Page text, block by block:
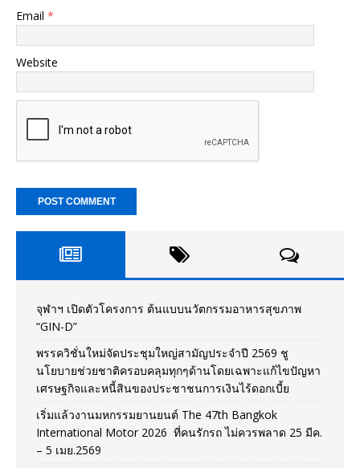
Email *
Website
จุฬาฯ เปิดตัวโครงการ ต้นแบบนวัตกรรมอาหารสุขภาพ
“GIN-D”
พรรควิชั่นใหม่จัดประชุมใหญ่สามัญประจำปี 2569 ชู
นโยบายช่วยชาติครอบคลุมทุกๆด้านโดยเฉพาะแก้ไขปัญหา
เศรษฐกิจและหนี้สินของประชาชนการเงินไร้ดอกเบี้ย
เริ่มแล้วงานมหกรรมยานยนต์ The 47th Bangkok
International Motor 2026 ที่คนรักรถ ไม่ควรพลาด 25 มีค.
– 5 เมย.2569